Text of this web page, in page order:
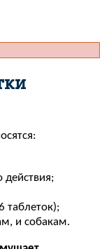
действия;
таблеток);
и собакам.